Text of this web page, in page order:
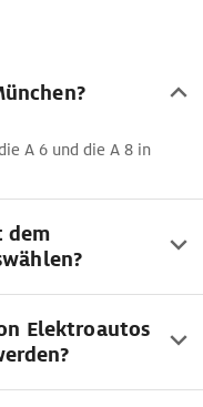
A 6 und die A 8 in
dem
Elektroautos